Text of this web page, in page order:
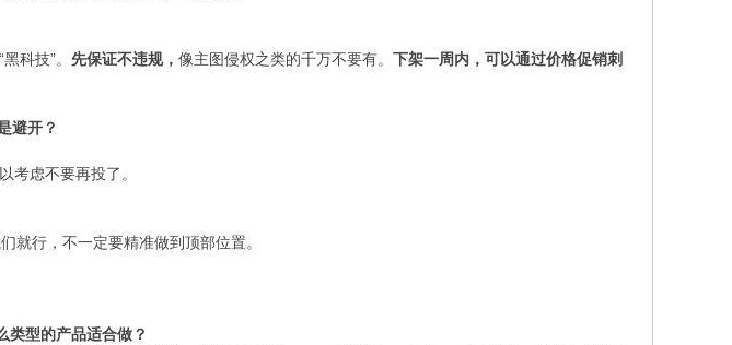
“黑科技”。 先保证不违规， 像主图侵权之类的千万不要有。 下架一周内，可以通过价格促销刺
避开？
考虑不要再投了。
就行，不一定要精准做到顶部位置。
型的产品适合做？